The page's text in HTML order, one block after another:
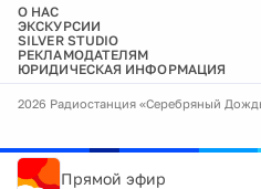
О НАС
ЭКСКУРСИИ
SILVER STUDIO
РЕКЛАМОДАТЕЛЯМ
ЮРИДИЧЕСКАЯ ИНФОРМАЦИЯ
2026 Радиостанция «Серебряный
Прямой эфир